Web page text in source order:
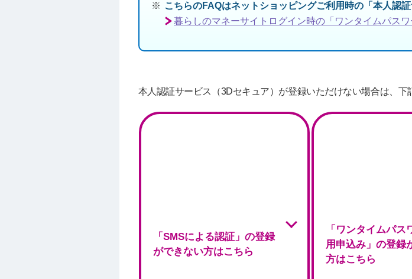
こちらのFAQはネットショッピングご利用時の「本人認
暮らしのマネーサイトログイン時の「ワンタイムパス
本人認証サービス（3Dセキュア）が登録いただけない場合は、下
「SMSによる認証」の登録
ができない方はこちら
「ワンタイムパス
用申込み」の登録
方はこちら